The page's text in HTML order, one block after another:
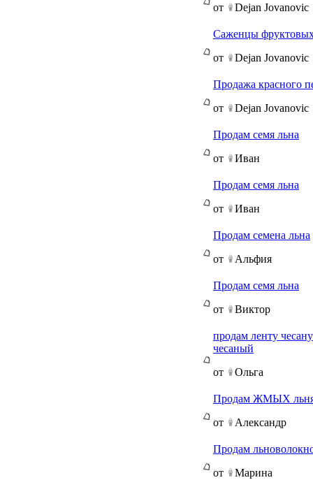
от
Dejan Jovanovic
Саженцы
от
Dejan Jovanovic
Продажа красного
от
Dejan Jovanovic
Продам семя льна
от
Иван
Продам семя льна
от
Иван
Продам семена льна
от
Альфия
Продам семя льна
от
Виктор
продам ленту
чесаный
от
Ольга
Продам ЖМЫХ
от
Александр
Продам
от
Марина